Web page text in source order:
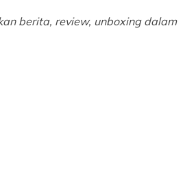
berita, review, unboxing dalam